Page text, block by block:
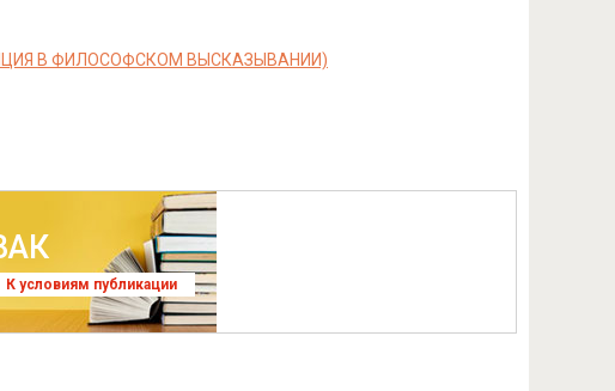
В ФИЛОСОФСКОМ ВЫСКАЗЫВАНИИ)
К условиям публикации